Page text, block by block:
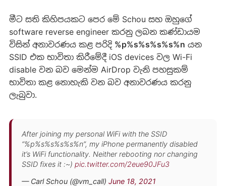
මීට සති කිහිපයකට පෙර මේ Schou සහ ඔහුගේ
software reverse engineer කරනු ලබන කණ්ඩායම
විසින් අනාවරණය කළ පරිදි %p%s%s%s%s%n යන
SSID එක භාවිතා කිරීමේදී iOS devices වල Wi-Fi
disable වන බව මෙන්ම AirDrop වැනි පහසුකම්
භාවිතා කළ නොහැකි වන බව අනාවරණය කරනු
ලැබුවා.
After joining my personal WiFi with the SSID
“%p%s%s%s%s%n”, my iPhone permanently disabled
it’s WiFi functionality. Neither rebooting nor changing
SSID fixes it :~) pic.twitter.com/2eue90JFu3
— Carl Schou (@vm_call) June 18, 2021